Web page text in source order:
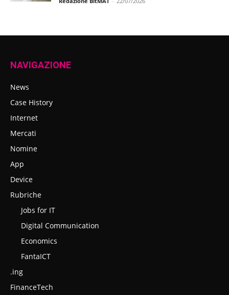
NAVIGAZIONE
News
Case History
Internet
Mercati
Nomine
App
Device
Rubriche
Jobs for IT
Digital Communication
Economics
FantaICT
.ing
FinanceTech